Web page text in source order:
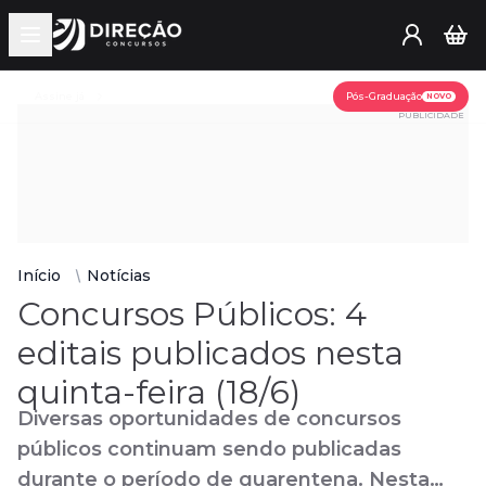
Open main menu
Pós-Graduação NOVO
PUBLICIDADE
Início Notícias
Concursos Públicos: 4
editais publicados nesta
quinta-feira (18/6)
Diversas oportunidades de concursos
públicos continuam sendo publicadas
durante o período de quarentena. Nesta